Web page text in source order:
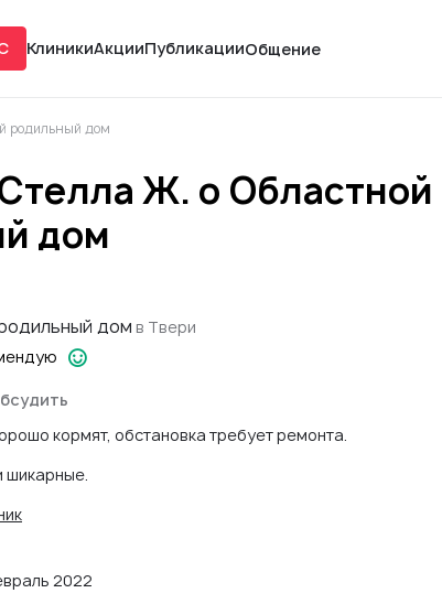
КлиникиАкцииПубликацииОбщение
родильный дом
Ж. о Областной
дом
дом в Твери
кормят, обстановка требует ремонта.
шикарные.
2022